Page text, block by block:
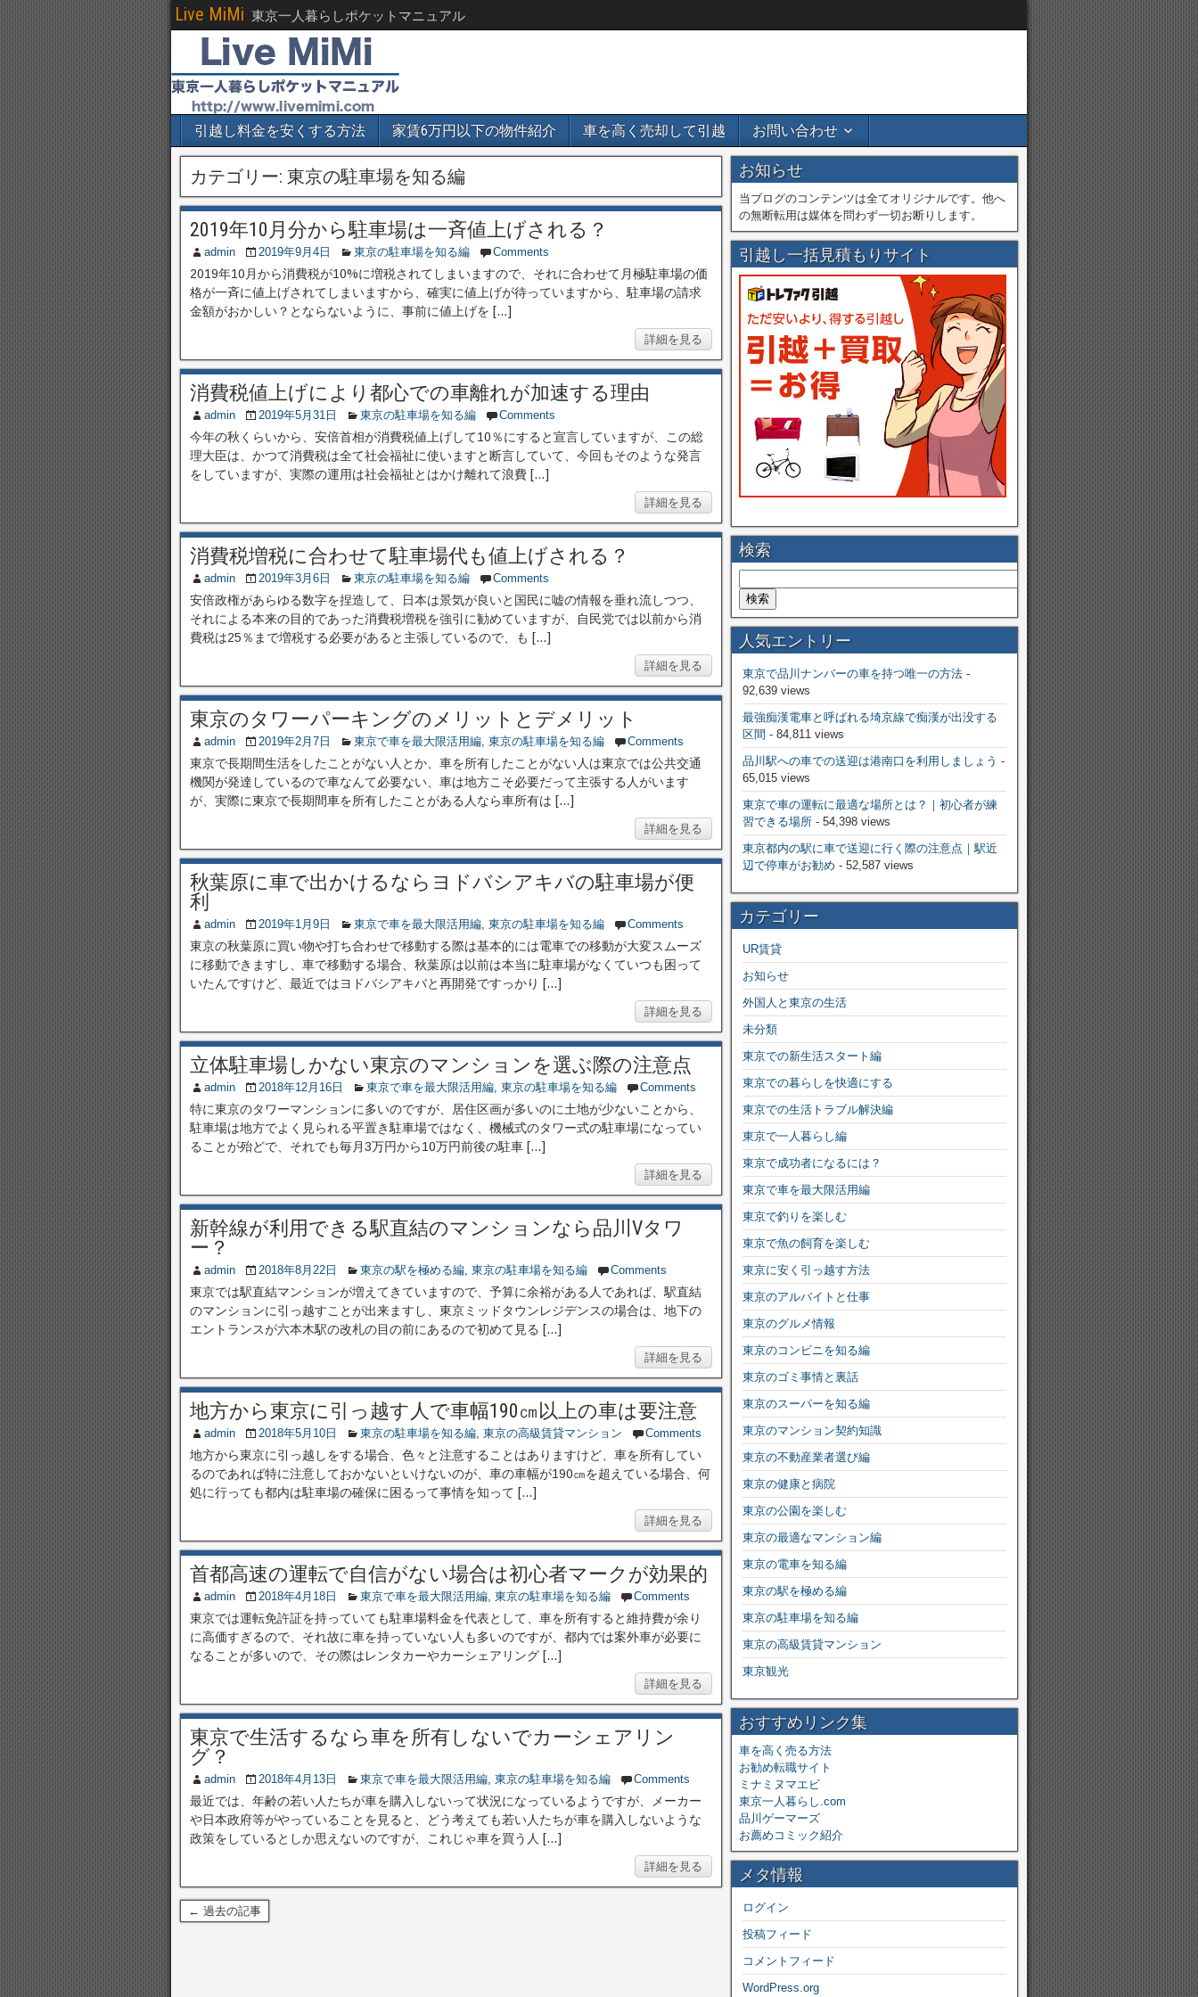
Live MiMi 東京一人暮らしポケットマニュアル
引越し料金を安くする方法 家賃6万円以下の物件紹介 車を高く売却して引越 お問い合わせ
カテゴリー: 東京の駐車場を知る編
2019年10月分から駐車場は一斉値上げされる？
admin 2019年9月4日 東京の駐車場を知る編 Comments
2019年10月から消費税が10%に増税されてしまいますので、それに合わせて月極駐車場の価
格が一斉に値上げされてしまいますから、確実に値上げが待っていますから、駐車場の請求
金額がおかしい？とならないように、事前に値上げを […]
詳細を見る
消費税値上げにより都心での車離れが加速する理由
admin 2019年5月31日 東京の駐車場を知る編 Comments
今年の秋くらいから、安倍首相が消費税値上げして10％にすると宣言していますが、この総
理大臣は、かつて消費税は全て社会福祉に使いますと断言していて、今回もそのような発言
をしていますが、実際の運用は社会福祉とはかけ離れて浪費 […]
詳細を見る
消費税増税に合わせて駐車場代も値上げされる？
admin 2019年3月6日 東京の駐車場を知る編 Comments
安倍政権があらゆる数字を捏造して、日本は景気が良いと国民に嘘の情報を垂れ流しつつ、
それによる本来の目的であった消費税増税を強引に勧めていますが、自民党では以前から消
費税は25％まで増税する必要があると主張しているので、も […]
詳細を見る
東京のタワーパーキングのメリットとデメリット
admin 2019年2月7日 東京で車を最大限活用編, 東京の駐車場を知る編 Comments
東京で長期間生活をしたことがない人とか、車を所有したことがない人は東京では公共交通
機関が発達しているので車なんて必要ない、車は地方こそ必要だって主張する人がいます
が、実際に東京で長期間車を所有したことがある人なら車所有は […]
詳細を見る
秋葉原に車で出かけるならヨドバシアキバの駐車場が便
利
admin 2019年1月9日 東京で車を最大限活用編, 東京の駐車場を知る編 Comments
東京の秋葉原に買い物や打ち合わせで移動する際は基本的には電車での移動が大変スムーズ
に移動できますし、車で移動する場合、秋葉原は以前は本当に駐車場がなくていつも困って
いたんですけど、最近ではヨドバシアキバと再開発ですっかり […]
詳細を見る
立体駐車場しかない東京のマンションを選ぶ際の注意点
admin 2018年12月16日 東京で車を最大限活用編, 東京の駐車場を知る編 Comments
特に東京のタワーマンションに多いのですが、居住区画が多いのに土地が少ないことから、
駐車場は地方でよく見られる平置き駐車場ではなく、機械式のタワー式の駐車場になってい
ることが殆どで、それでも毎月3万円から10万円前後の駐車 […]
詳細を見る
新幹線が利用できる駅直結のマンションなら品川Vタワ
ー？
admin 2018年8月22日 東京の駅を極める編, 東京の駐車場を知る編 Comments
東京では駅直結マンションが増えてきていますので、予算に余裕がある人であれば、駅直結
のマンションに引っ越すことが出来ますし、東京ミッドタウンレジデンスの場合は、地下の
エントランスが六本木駅の改札の目の前にあるので初めて見る […]
詳細を見る
地方から東京に引っ越す人で車幅190㎝以上の車は要注意
admin 2018年5月10日 東京の駐車場を知る編, 東京の高級賃貸マンション Comments
地方から東京に引っ越しをする場合、色々と注意することはありますけど、車を所有してい
るのであれば特に注意しておかないといけないのが、車の車幅が190㎝を超えている場合、何
処に行っても都内は駐車場の確保に困るって事情を知って […]
詳細を見る
首都高速の運転で自信がない場合は初心者マークが効果的
admin 2018年4月18日 東京で車を最大限活用編, 東京の駐車場を知る編 Comments
東京では運転免許証を持っていても駐車場料金を代表として、車を所有すると維持費が余り
に高価すぎるので、それ故に車を持っていない人も多いのですが、都内では案外車が必要に
なることが多いので、その際はレンタカーやカーシェアリング […]
詳細を見る
東京で生活するなら車を所有しないでカーシェアリン
グ？
admin 2018年4月13日 東京で車を最大限活用編, 東京の駐車場を知る編 Comments
最近では、年齢の若い人たちが車を購入しないって状況になっているようですが、メーカー
や日本政府等がやっていることを見ると、どう考えても若い人たちが車を購入しないような
政策をしているとしか思えないのですが、これじゃ車を買う人 […]
詳細を見る
← 過去の記事
お知らせ
当ブログのコンテンツは全てオリジナルです。他へ
の無断転用は媒体を問わず一切お断りします。
引越し一括見積もりサイト
検索
人気エントリー
東京で品川ナンバーの車を持つ唯一の方法-
92,639 views
最強痴漢電車と呼ばれる埼京線で痴漢が出没する
区間 - 84,811 views
品川駅への車での送迎は港南口を利用しましょう -
65,015 views
東京で車の運転に最適な場所とは？｜初心者が練
習できる場所- 54,398 views
東京都内の駅に車で送迎に行く際の注意点｜駅近
辺で停車がお勧め - 52,587 views
カテゴリー
UR賃貸
お知らせ
外国人と東京の生活
未分類
東京での新生活スタート編
東京での暮らしを快適にする
東京での生活トラブル解決編
東京で一人暮らし編
東京で成功者になるには？
東京で車を最大限活用編
東京で釣りを楽しむ
東京で魚の飼育を楽しむ
東京に安く引っ越す方法
東京のアルバイトと仕事
東京のグルメ情報
東京のコンビニを知る編
東京のゴミ事情と裏話
東京のスーパーを知る編
東京のマンション契約知識
東京の不動産業者選び編
東京の健康と病院
東京の公園を楽しむ
東京の最適なマンション編
東京の電車を知る編
東京の駅を極める編
東京の駐車場を知る編
東京の高級賃貸マンション
東京観光
おすすめリンク集
車を高く売る方法
お勧め転職サイト
ミナミヌマエビ
東京一人暮らし.com
品川ゲーマーズ
お薦めコミック紹介
メタ情報
ログイン
投稿フィード
コメントフィード
WordPress.org